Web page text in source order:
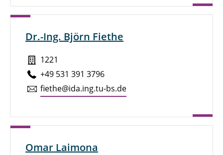
Dr.-Ing. Björn Fiethe
1221
+49 531 391 3796
fiethe@ida.ing.tu-bs.de
Omar Laimona